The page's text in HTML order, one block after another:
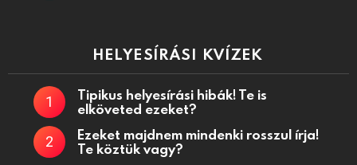
HELYESÍRÁSI KVÍZEK
Tipikus helyesírási hibák! Te is
elköveted ezeket?
Ezeket majdnem mindenki rosszul írja!
Te köztük vagy?